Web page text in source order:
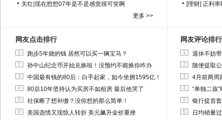
关红 现在想想07年是不是感觉很可笑啊
更多 >>
[理财] 正利率
网友点击排行
1 跑步5年烧的钱 居然可以买一辆宝马？
2 孙中山纪念币开始兑换啦！没预约不能换你咋办
3 中国最有钱的80后：白手起家，如今坐拥1595亿！
4 80后10年坚持认为买房不如租房 最后他哭了
5 社保断了想补缴？没你想的那么简单！
6 美国选情又现惊人转折 美元飙升金价重挫
网友评论排行
1 退休不妨
2 随便提取
3 4月前两周
4 “单独二孩
5 银行提首
6 日均销量